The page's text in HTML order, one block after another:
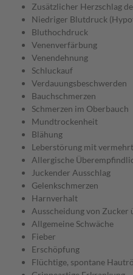
Zusätzlicher Herzschlag
Niedriger Blutdruck
Bluthochdruck
Venenverfärbung
Venendehnung
Schluckauf
Verdauungsbeschwerden
Bauchschmerzen
Schmerzen im Oberbauch
Mundtrockenheit
Blähung
Leberstörung mit
Allergische
Juckender Ausschlag
Gelenkschmerzen
Harnverhalt
Ausscheidung von Zucker
Allgemeine Schwäche
Fieber
Erschöpfung
Flüchtige, spontane